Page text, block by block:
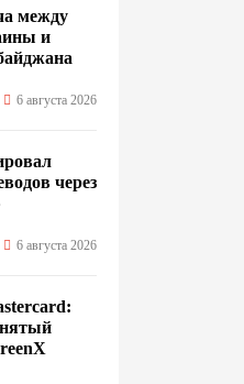
между
и
6 августа 2026
через
6 августа 2026